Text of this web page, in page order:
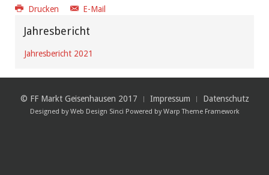
Drucken E-Mail
Jahresbericht
Jahresbericht 2021
© FF Markt Geisenhausen 2017 Impressum Datenschutz
Designed byWeb Design Sinci Powered byWarp Theme Framework